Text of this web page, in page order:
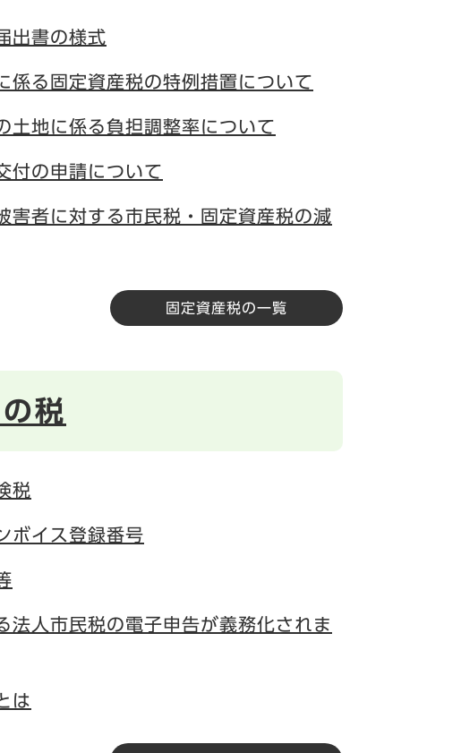
出書の様式
係る固定資産税の特例措置について
土地に係る負担調整率について
付の申請について
害者に対する市民税・固定資産税の減
固定資産税の一覧
税
税
ボイス登録番号
法人市民税の電子申告が義務化されま
は